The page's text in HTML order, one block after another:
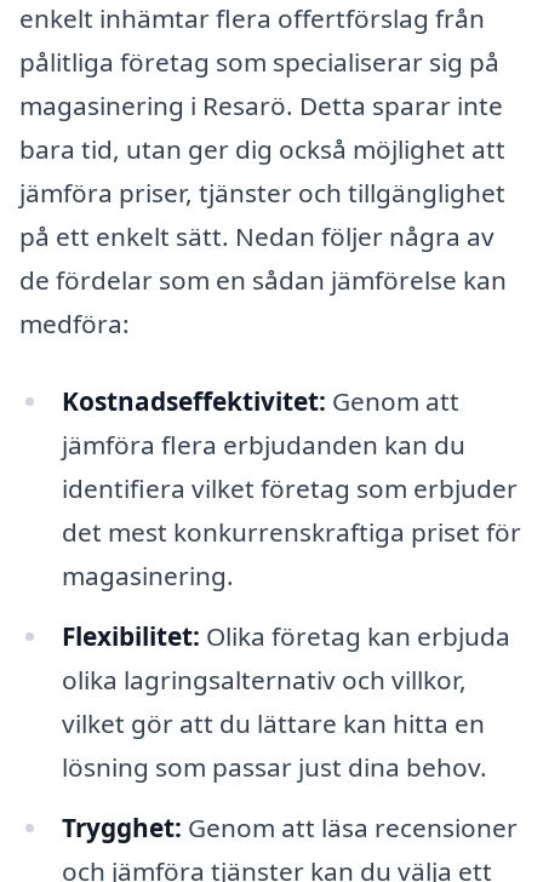
enkelt inhämtar flera offertförslag från
pålitliga företag som specialiserar sig på
magasinering i Resarö. Detta sparar inte
bara tid, utan ger dig också möjlighet att
jämföra priser, tjänster och tillgänglighet
på ett enkelt sätt. Nedan följer några av
de fördelar som en sådan jämförelse kan
medföra:
Kostnadseffektivitet: Genom att
jämföra flera erbjudanden kan du
identifiera vilket företag som erbjuder
det mest konkurrenskraftiga priset för
magasinering.
Flexibilitet: Olika företag kan erbjuda
olika lagringsalternativ och villkor,
vilket gör att du lättare kan hitta en
lösning som passar just dina behov.
Trygghet: Genom att läsa recensioner
och jämföra tjänster kan du välja ett